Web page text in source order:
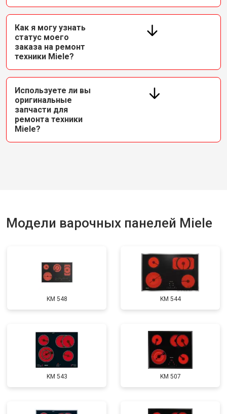
Как я могу узнать
статус моего
заказа на ремонт
техники Miele?
Используете ли вы
оригинальные
запчасти для
ремонта техники
Miele?
Модели варочных панелей Miele
KM 548 KM 544
KM 543 KM 507